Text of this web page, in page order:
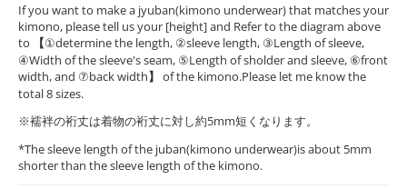
If you want to make a jyuban(kimono underwear) that matches your
kimono, please tell us your [height] and Refer to the diagram above
to
【①determine the length, ②sleeve length, ③Length of sleeve,
④Width of the sleeve's seam, ⑤Length of sholder and sleeve, ⑥front
width, and ⑦back width】 of the kimono.Please let me know the
total 8 sizes.
※襦袢の裄丈は着物の裄丈に対し約5mm短くなります。
*The sleeve length of the juban(kimono underwear)is about 5mm
shorter than the sleeve length of the kimono.